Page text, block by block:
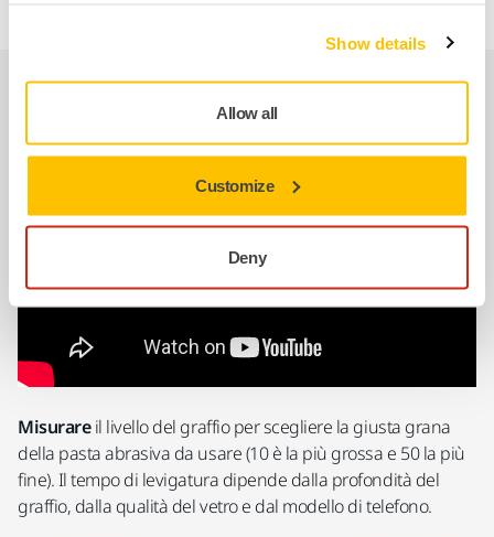
Show details
Allow all
Customize
Deny
Facile rimozione dei graffi in 3 passaggi
Misurareil livello del graffio per scegliere la giusta grana
della pasta abrasiva da usare (10 è la più grossa e 50 la più
fine). Il tempo di levigatura dipende dalla profondità del
graffio, dalla qualità del vetro e dal modello di telefono.